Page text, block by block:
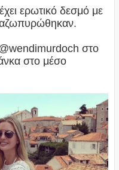
ερωτικό δεσμό με
στο
στο μέσο